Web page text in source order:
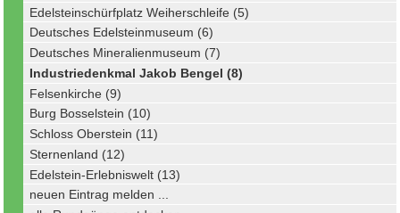
Edelsteinschürfplatz Weiherschleife (5)
Deutsches Edelsteinmuseum (6)
Deutsches Mineralienmuseum (7)
Industriedenkmal Jakob Bengel (8)
Felsenkirche (9)
Burg Bosselstein (10)
Schloss Oberstein (11)
Sternenland (12)
Edelstein-Erlebniswelt (13)
neuen Eintrag melden ...